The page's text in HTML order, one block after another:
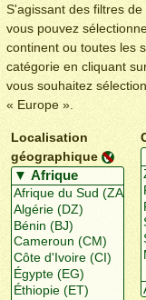
S'agissant des filtres
vous pouvez
continent ou toutes les
catégorie en cliquant
vous souhaitez
« Europe ».
Localisation
géographique